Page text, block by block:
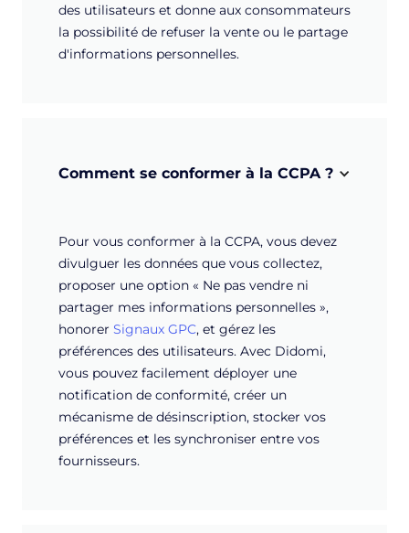
des utilisateurs et donne aux consommateurs
la possibilité de refuser la vente ou le partage
d'informations personnelles.
Comment se conformer à la CCPA ?
Pour vous conformer à la CCPA, vous devez
divulguer les données que vous collectez,
proposer une option « Ne pas vendre ni
partager mes informations personnelles »,
honorer Signaux GPC, et gérez les
préférences des utilisateurs. Avec Didomi,
vous pouvez facilement déployer une
notification de conformité, créer un
mécanisme de désinscription, stocker vos
préférences et les synchroniser entre vos
fournisseurs.